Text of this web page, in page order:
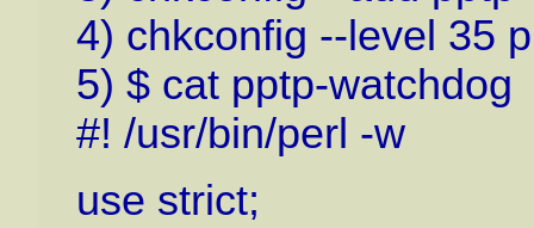
4) chkconfig --level 35
5) $ cat pptp-watchdog
#! /usr/bin/perl -w
use strict;